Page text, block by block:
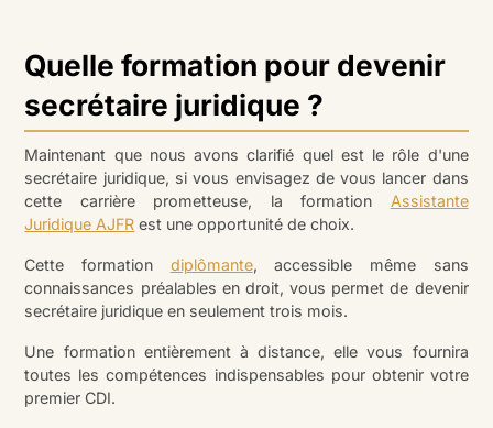
Quelle formation pour devenir
secrétaire juridique ?
Maintenant que nous avons clarifié quel est le rôle d'une
secrétaire juridique, si vous envisagez de vous lancer dans
cette carrière prometteuse, la formation Assistante
Juridique AJFR est une opportunité de choix.
Cette formation diplômante, accessible même sans
connaissances préalables en droit, vous permet de devenir
secrétaire juridique en seulement trois mois.
Une formation entièrement à distance, elle vous fournira
toutes les compétences indispensables pour obtenir votre
premier CDI.